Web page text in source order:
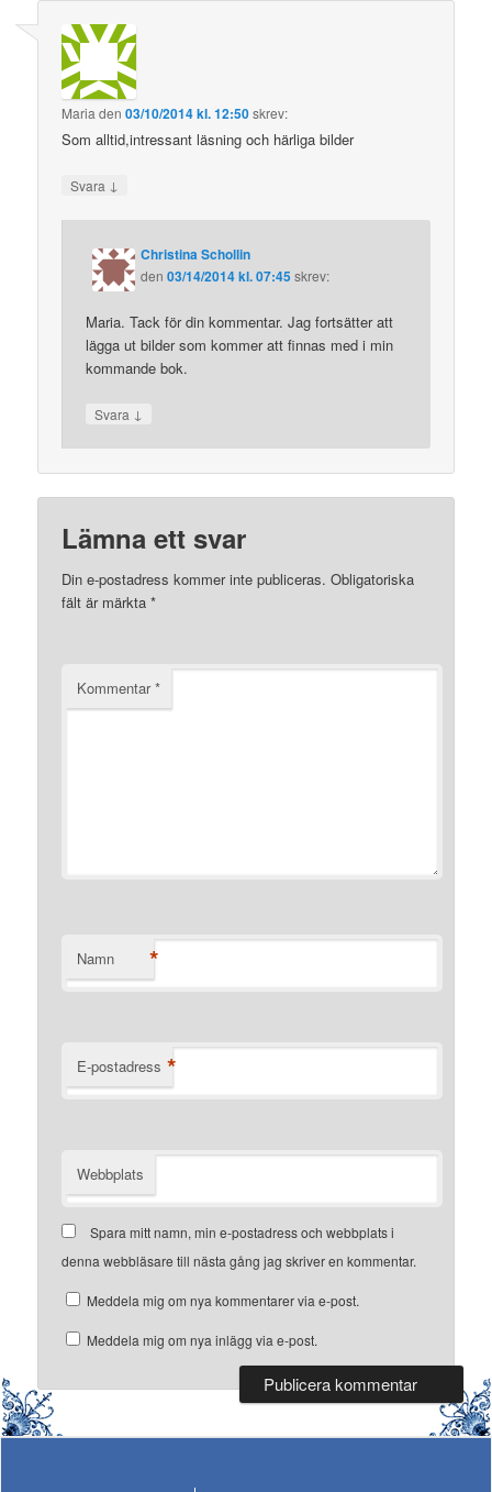
Maria den03/10/2014 kl. 12:50skrev:
Som alltid,intressant läsning och härliga bilder
Svara ↓
Christina Schollin
den03/14/2014 kl. 07:45skrev:
Maria. Tack för din kommentar. Jag fortsätter att
lägga ut bilder som kommer att finnas med i min
kommande bok.
Svara ↓
Lämna ett svar
Din e-postadress kommer inte publiceras. Obligatoriska
fält är märkta*
Kommentar*
Namn *
E-postadress *
Webbplats
Spara mitt namn, min e-postadress och webbplats i
denna webbläsare till nästa gång jag skriver en kommentar.
Meddela mig om nya kommentarer via e-post.
Meddela mig om nya inlägg via e-post.